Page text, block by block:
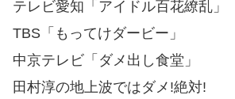
テレビ愛知「アイドル百花繚乱」
TBS「もってけダービー」
中京テレビ「ダメ出し食堂」
田村淳の地上波ではダメ!絶対!